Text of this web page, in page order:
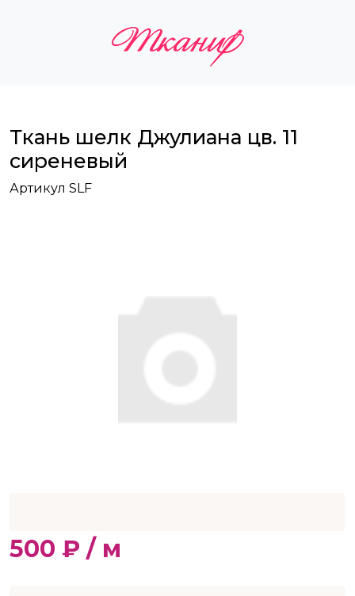
Ткань шелк Джулиана цв. 11
сиреневый
Артикул SLF
500 ₽ / м